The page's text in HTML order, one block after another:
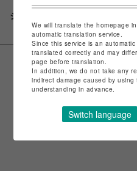
シェアする
We will translate the homepage
automatic translation service.
Since this service is an
translated correctly and may
page before translation.
In addition, we do not take any
indirect damage caused by
understanding in advance.
Switch language